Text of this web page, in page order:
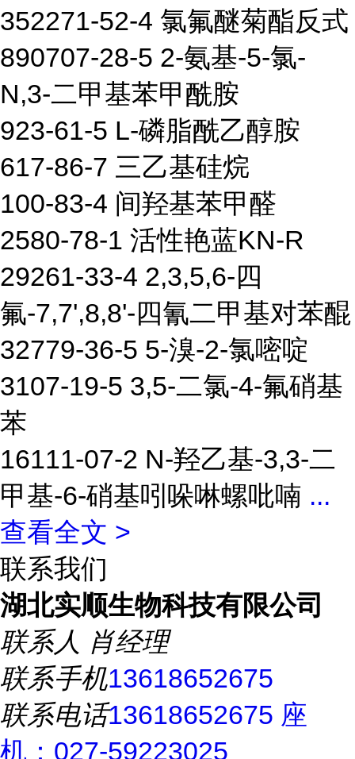
352271-52-4 氯氟醚菊酯反式
890707-28-5 2-氨基-5-氯-
N,3-二甲基苯甲酰胺
923-61-5 L-磷脂酰乙醇胺
617-86-7 三乙基硅烷
100-83-4 间羟基苯甲醛
2580-78-1 活性艳蓝KN-R
29261-33-4 2,3,5,6-四
氟-7,7',8,8'-四氰二甲基对苯醌
32779-36-5 5-溴-2-氯嘧啶
3107-19-5 3,5-二氯-4-氟硝基
苯
16111-07-2 N-羟乙基-3,3-二
甲基-6-硝基吲哚啉螺吡喃 ...
查看全文 >
联系我们
湖北实顺生物科技有限公司
联系人 肖经理
联系手机13618652675
联系电话13618652675 座
机：027-59223025